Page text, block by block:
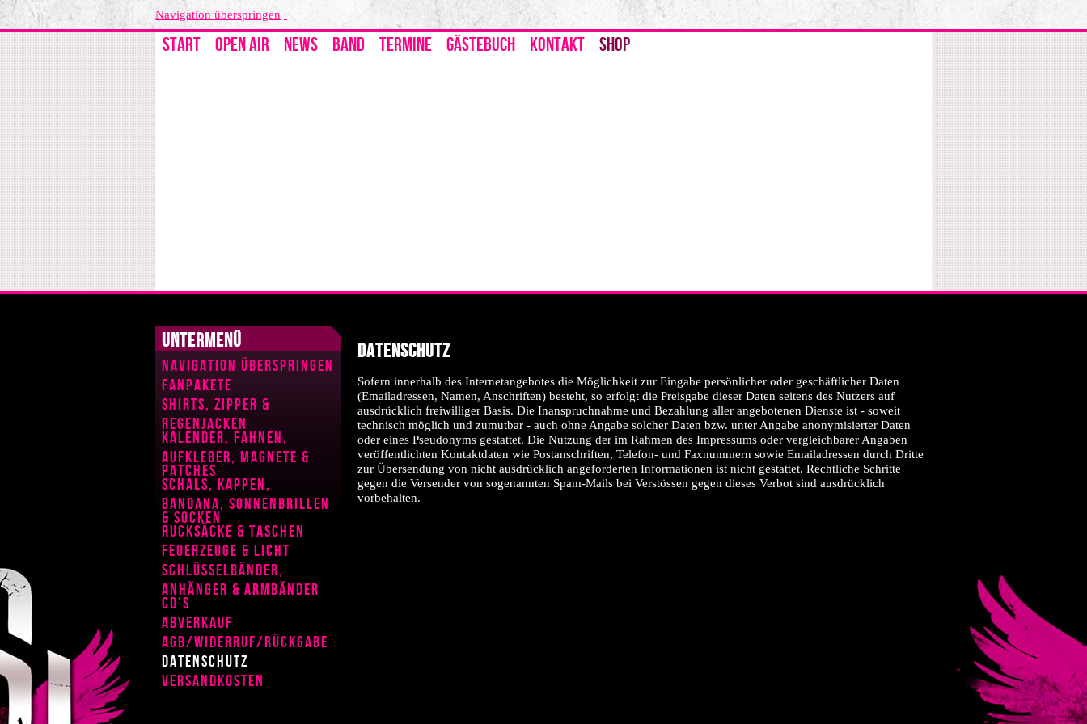
Navigation überspringen
START OPEN AIR NEWS BAND TERMINE GÄSTEBUCH KONTAKT SHOP
Untermenü
Navigation überspringen
Fanpakete
Shirts, Zipper &
Regenjacken
Kalender, Fahnen,
Aufkleber, Magnete &
Patches
Schals, Kappen,
Bandana, Sonnenbrillen
& Socken
Rucksäcke & Taschen
Feuerzeuge & Licht
Schlüsselbänder,
Anhänger & Armbänder
CD's
Abverkauf
AGB/Widerruf/Rückgabe
Datenschutz
Versandkosten
Datenschutz
Sofern innerhalb des Internetangebotes die Möglichkeit zur Eingabe persönlicher oder geschäftlicher Daten
(Emailadressen, Namen, Anschriften) besteht, so erfolgt die Preisgabe dieser Daten seitens des Nutzers auf
ausdrücklich freiwilliger Basis. Die Inanspruchnahme und Bezahlung aller angebotenen Dienste ist - soweit
technisch möglich und zumutbar - auch ohne Angabe solcher Daten bzw. unter Angabe anonymisierter Daten
oder eines Pseudonyms gestattet. Die Nutzung der im Rahmen des Impressums oder vergleichbarer Angaben
veröffentlichten Kontaktdaten wie Postanschriften, Telefon- und Faxnummern sowie Emailadressen durch Dritte
zur Übersendung von nicht ausdrücklich angeforderten Informationen ist nicht gestattet. Rechtliche Schritte
gegen die Versender von sogenannten Spam-Mails bei Verstössen gegen dieses Verbot sind ausdrücklich
vorbehalten.